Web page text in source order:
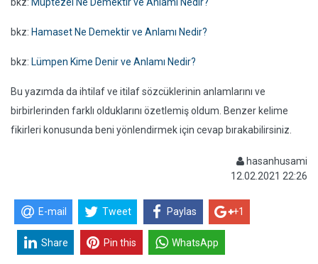
bkz: Hamaset Ne Demektir ve Anlamı Nedir?
bkz: Lümpen Kime Denir ve Anlamı Nedir?
Bu yazımda da ihtilaf ve itilaf sözcüklerinin anlamlarını ve
birbirlerinden farklı olduklarını özetlemiş oldum. Benzer kelime
fikirleri konusunda beni yönlendirmek için cevap bırakabilirsiniz.
hasanhusami
12.02.2021 22:26
E-mail Tweet Paylas +1
Share Pin this WhatsApp